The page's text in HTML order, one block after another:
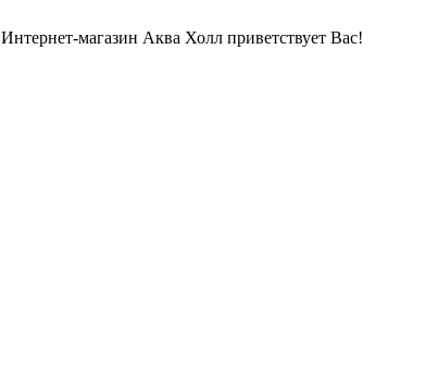
Интернет-магазин Аква Холл приветствует Вас!